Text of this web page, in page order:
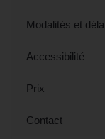
Modalités et
Accessibilité
Prix
Contact